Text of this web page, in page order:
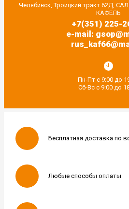
Челябинск, Троицкий тракт 62Д,
КАФЕЛЬ
+7(351) 225-
e-mail:
Пн-Пт с 9:00 до
Сб-Вс с 9:00 до
Бесплатная доставка по
Любые способы оплаты